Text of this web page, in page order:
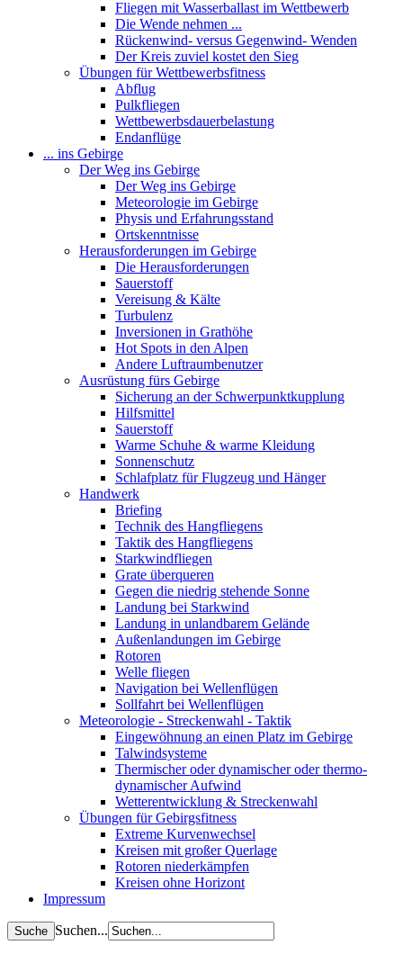
Fliegen mit Wasserballast im Wettbewerb
Die Wende nehmen ...
Rückenwind- versus Gegenwind- Wenden
Der Kreis zuviel kostet den Sieg
Übungen für Wettbewerbsfitness
Abflug
Pulkfliegen
Wettbewerbsdauerbelastung
Endanflüge
... ins Gebirge
Der Weg ins Gebirge
Der Weg ins Gebirge
Meteorologie im Gebirge
Physis und Erfahrungsstand
Ortskenntnisse
Herausforderungen im Gebirge
Die Herausforderungen
Sauerstoff
Vereisung & Kälte
Turbulenz
Inversionen in Grathöhe
Hot Spots in den Alpen
Andere Luftraumbenutzer
Ausrüstung fürs Gebirge
Sicherung an der Schwerpunktkupplung
Hilfsmittel
Sauerstoff
Warme Schuhe & warme Kleidung
Sonnenschutz
Schlafplatz für Flugzeug und Hänger
Handwerk
Briefing
Technik des Hangfliegens
Taktik des Hangfliegens
Starkwindfliegen
Grate überqueren
Gegen die niedrig stehende Sonne
Landung bei Starkwind
Landung in unlandbarem Gelände
Außenlandungen im Gebirge
Rotoren
Welle fliegen
Navigation bei Wellenflügen
Sollfahrt bei Wellenflügen
Meteorologie - Streckenwahl - Taktik
Eingewöhnung an einen Platz im Gebirge
Talwindsysteme
Thermischer oder dynamischer oder thermo-
dynamischer Aufwind
Wetterentwicklung & Streckenwahl
Übungen für Gebirgsfitness
Extreme Kurvenwechsel
Kreisen mit großer Querlage
Rotoren niederkämpfen
Kreisen ohne Horizont
Impressum
Suchen...